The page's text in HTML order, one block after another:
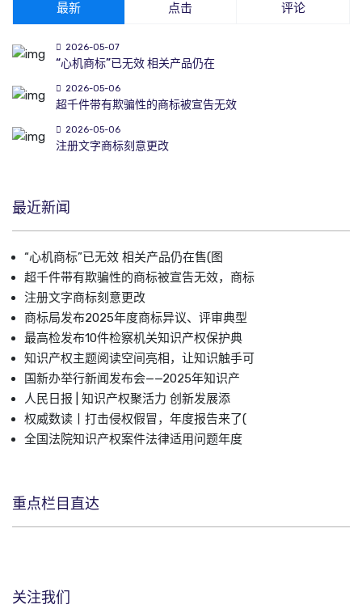
最新 点击 评论
2026-05-07
“心机商标”已无效 相关产品仍在
2026-05-06
超千件带有欺骗性的商标被宣告无效
2026-05-06
注册文字商标刻意更改
最近新闻
“心机商标”已无效 相关产品仍在售(图
超千件带有欺骗性的商标被宣告无效，商标
注册文字商标刻意更改
商标局发布2025年度商标异议、评审典型
最高检发布10件检察机关知识产权保护典
知识产权主题阅读空间亮相，让知识触手可
国新办举行新闻发布会——2025年知识产
人民日报 | 知识产权聚活力 创新发展添
权威数读丨打击侵权假冒，年度报告来了(
全国法院知识产权案件法律适用问题年度
重点栏目直达
关注我们